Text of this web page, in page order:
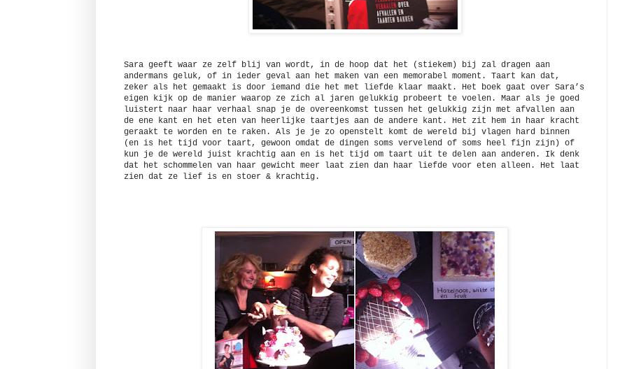
Sara geeft waar ze zelf blij van wordt, in de hoop dat het (stiekem) bij zal dragen aan
andermans geluk, of in ieder geval aan het maken van een memorabel moment. Taart kan dat,
zeker als het gemaakt is door iemand die het met liefde klaar maakt. Het boek gaat over Sara’s
eigen kijk op de manier waarop ze zich al jaren gelukkig probeert te voelen. Maar als je goed
luistert naar haar verhaal snap je de overeenkomst tussen het gelukkig zijn met afvallen aan
de ene kant en het eten van heerlijke taartjes aan de andere kant. Het zit hem in haar kracht
geraakt te worden en te raken. Als je je zo openstelt komt de wereld bij vlagen hard binnen
(en is het tijd voor taart, gewoon omdat de dingen soms vervelend of soms heel fijn zijn) of
kun je de wereld juist krachtig aan en is het tijd om taart uit te delen aan anderen. Ik denk
dat het schommelen van haar gewicht meer laat zien dan haar liefde voor eten alleen. Het laat
zien dat ze lief is en stoer & krachtig.